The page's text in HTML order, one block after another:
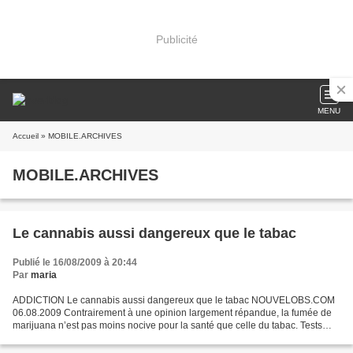
Publicité
MENU
Accueil » MOBILE.ARCHIVES
MOBILE.ARCHIVES
Le cannabis aussi dangereux que le tabac
Publié le 16/08/2009 à 20:44
Par maria
ADDICTION Le cannabis aussi dangereux que le tabac NOUVELOBS.COM
06.08.2009 Contrairement à une opinion largement répandue, la fumée de
marijuana n’est pas moins nocive pour la santé que celle du tabac. Tests